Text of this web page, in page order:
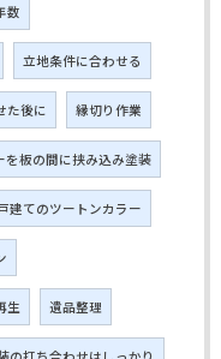
数
立地条件に合わせる
た後に 縁切り作業
を板の間に挟み込み塗装
建てのツートンカラー
生 遺品整理